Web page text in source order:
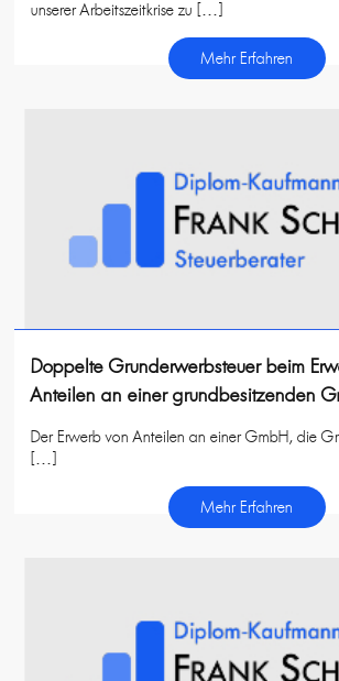
unserer Arbeitszeitkrise zu […]
Mehr Erfahren
Doppelte Grunderwerbsteuer beim
Anteilen an einer grundbesitzenden
Der Erwerb von Anteilen an einer GmbH, die
[…]
Mehr Erfahren